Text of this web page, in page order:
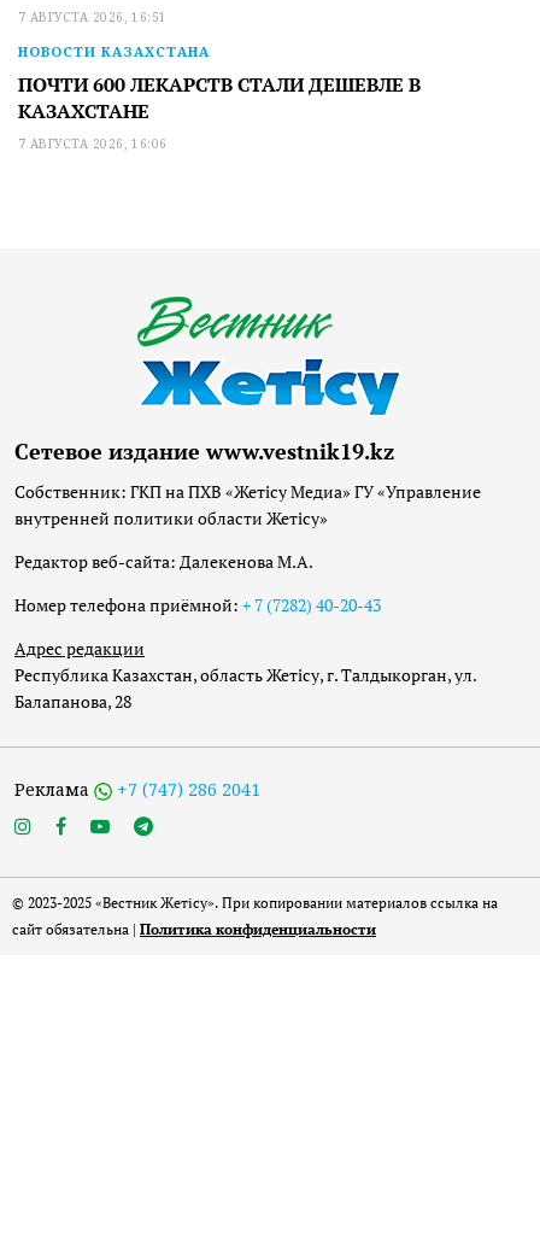
7 АВГУСТА 2026, 16:51
НОВОСТИ КАЗАХСТАНА
ПОЧТИ 600 ЛЕКАРСТВ СТАЛИ ДЕШЕВЛЕ В
КАЗАХСТАНЕ
7 АВГУСТА 2026, 16:06
Сетевое издание www.vestnik19.kz
Собственник: ГКП на ПХВ «Жетісу Медиа» ГУ «Управление
внутренней политики области Жетісу»
Редактор веб-сайта: Далекенова М.А.
Номер телефона приёмной: + 7 (7282) 40-20-43
Адрес редакции
Республика Казахстан, область Жетісу, г. Талдыкорган, ул.
Балапанова, 28
Реклама +7 (747) 286 2041
© 2023-2025 «Вестник Жетісу». При копировании материалов ссылка на
сайт обязательна | Политика конфиденциальности